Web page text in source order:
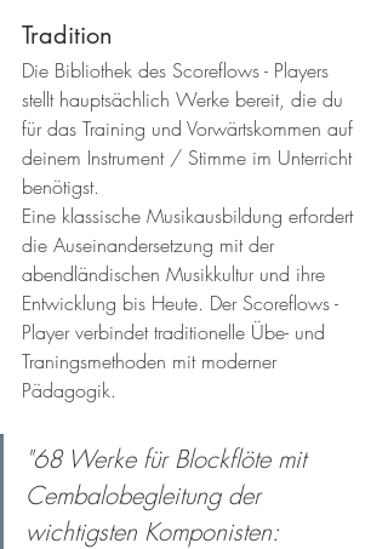
Tradition
Die Bibliothek des Scoreflows - Players
stellt hauptsächlich Werke bereit, die du
für das Training und Vorwärtskommen auf
deinem Instrument / Stimme im Unterricht
benötigst.
Eine klassische Musikausbildung erfordert
die Auseinandersetzung mit der
abendländischen Musikkultur und ihre
Entwicklung bis Heute. Der Scoreflows -
Player verbindet traditionelle Übe- und
Traningsmethoden mit moderner
Pädagogik.
"68 Werke für Blockflöte mit
Cembalobegleitung der
wichtigsten Komponisten: